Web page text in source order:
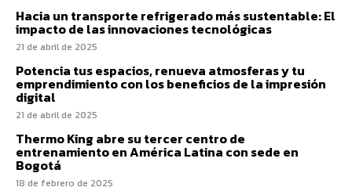
Hacia un transporte refrigerado más sustentable: El
impacto de las innovaciones tecnológicas
21 de abril de 2025
Potencia tus espacios, renueva atmosferas y tu
emprendimiento con los beneficios de la impresión
digital
21 de abril de 2025
Thermo King abre su tercer centro de
entrenamiento en América Latina con sede en
Bogotá
18 de febrero de 2025